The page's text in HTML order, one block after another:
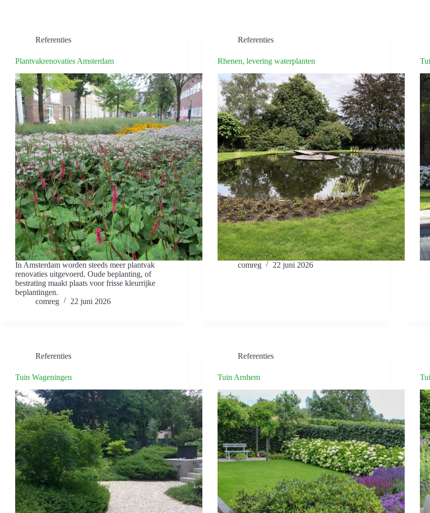
Referenties
Plantvakrenovaties Amsterdam
In Amsterdam worden steeds meer plantvak
renovaties uitgevoerd. Oude beplanting, of
bestrating maakt plaats voor frisse kleurrijke
beplantingen.
comreg
22 juni 2026
Referenties
Rhenen, levering waterplanten
comreg 22 juni 2026
Referenties
Tuin Wageningen
Referenties
Tuin Arnhem